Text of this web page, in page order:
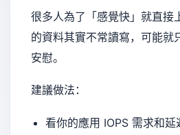
很多人為了「感覺快」就直接
的資料其實不常讀寫，可能就
安慰。
建議做法：
看你的應用 IOPS 需求和延